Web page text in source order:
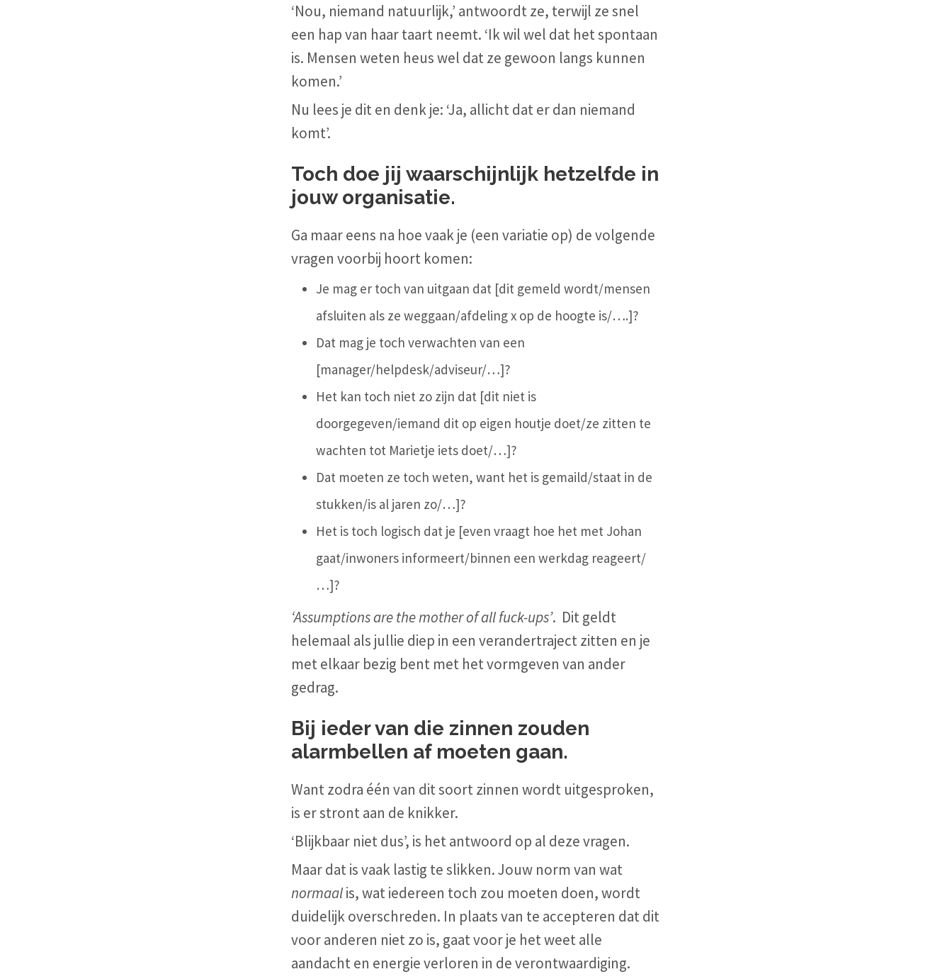
‘Nou, niemand natuurlijk,’ antwoordt ze, terwijl ze snel
een hap van haar taart neemt. ‘Ik wil wel dat het spontaan
is. Mensen weten heus wel dat ze gewoon langs kunnen
komen.’
Nu lees je dit en denk je: ‘Ja, allicht dat er dan niemand
komt’.
Toch doe jij waarschijnlijk hetzelfde in
jouw organisatie.
Ga maar eens na hoe vaak je (een variatie op) de volgende
vragen voorbij hoort komen:
Je mag er toch van uitgaan dat [dit gemeld wordt/mensen
afsluiten als ze weggaan/afdeling x op de hoogte is/….]?
Dat mag je toch verwachten van een
[manager/helpdesk/adviseur/…]?
Het kan toch niet zo zijn dat [dit niet is
doorgegeven/iemand dit op eigen houtje doet/ze zitten te
wachten tot Marietje iets doet/…]?
Dat moeten ze toch weten, want het is gemaild/staat in de
stukken/is al jaren zo/…]?
Het is toch logisch dat je [even vraagt hoe het met Johan
gaat/inwoners informeert/binnen een werkdag reageert/
…]?
‘Assumptions are the mother of all fuck-ups’. Dit geldt
helemaal als jullie diep in een verandertraject zitten en je
met elkaar bezig bent met het vormgeven van ander
gedrag.
Bij ieder van die zinnen zouden
alarmbellen af moeten gaan.
Want zodra één van dit soort zinnen wordt uitgesproken,
is er stront aan de knikker.
‘Blijkbaar niet dus’, is het antwoord op al deze vragen.
Maar dat is vaak lastig te slikken. Jouw norm van wat
normaalis, wat iedereen toch zou moeten doen, wordt
duidelijk overschreden. In plaats van te accepteren dat dit
voor anderen niet zo is, gaat voor je het weet alle
aandacht en energie verloren in de verontwaardiging.